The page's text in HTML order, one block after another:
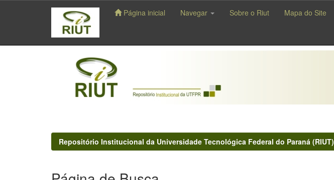
navigation
Página inicial Navegar Sobre o Riut Mapa do Site
Repositório Institucional da Universidade Tecnológica Federal do Paraná (RIUT)